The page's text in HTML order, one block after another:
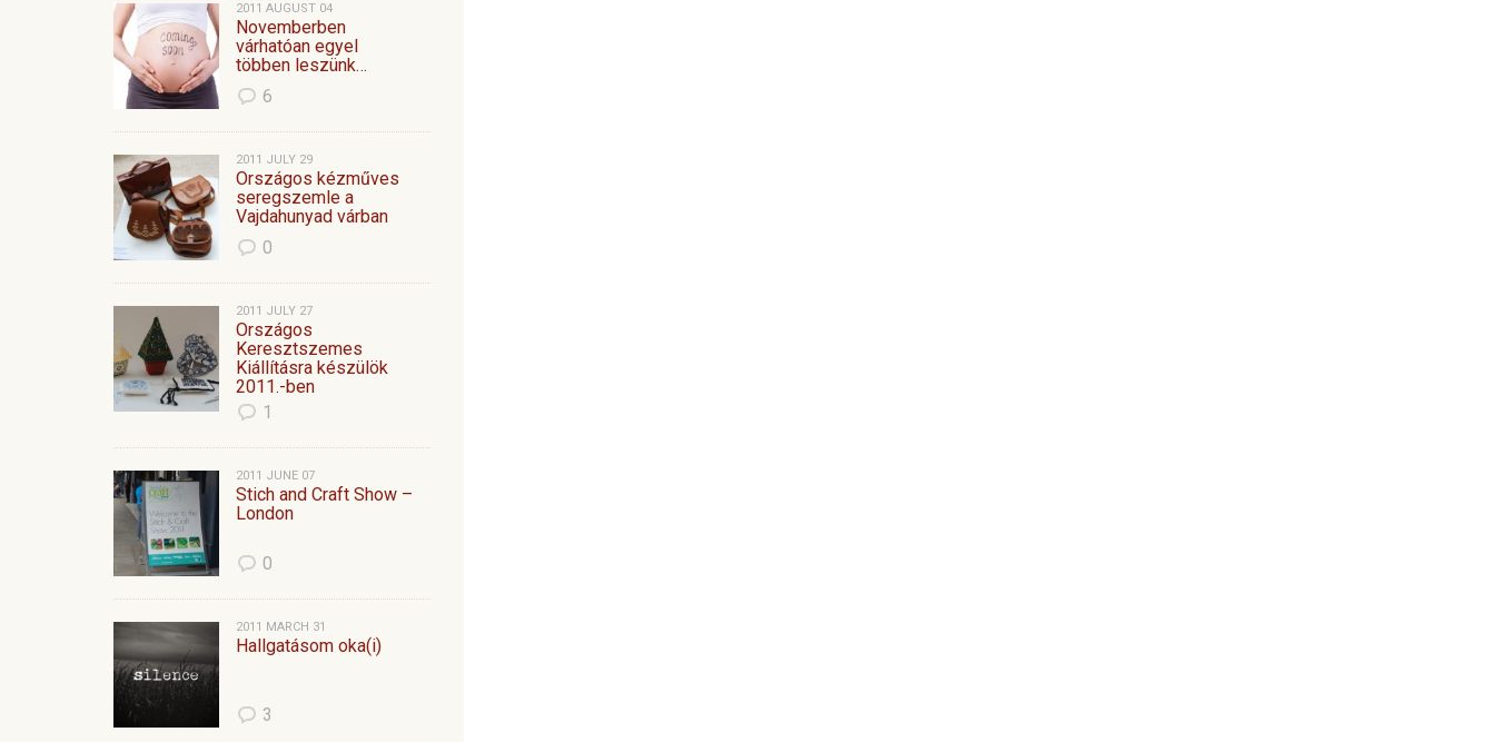
2011 AUGUST 04
Novemberben
várhatóan egyel
többen leszünk…
6
2011 JULY 29
Országos kézműves
seregszemle a
Vajdahunyad várban
0
2011 JULY 27
Országos
Keresztszemes
Kiállításra készülök
2011.-ben
1
2011 JUNE 07
Stich and Craft Show –
London
0
2011 MARCH 31
Hallgatásom oka(i)
3